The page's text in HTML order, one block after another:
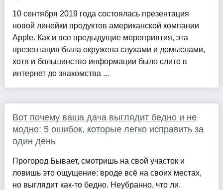
10 сентября 2019 года состоялась презентация
новой линейки продуктов американской компании
Apple. Как и все предыдущие мероприятия, эта
презентация была окружена слухами и домыслами,
хотя и большинство информации было слито в
интернет до знакомства ...
Вот почему ваша дача выглядит бедно и не
модно: 5 ошибок, которые легко исправить за
один день
Прогород Бывает, смотришь на свой участок и
ловишь это ощущение: вроде всё на своих местах,
но выглядит как-то бедно. Неубранно, что ли.